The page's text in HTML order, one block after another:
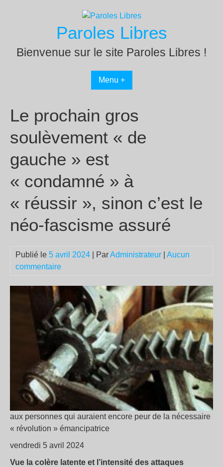
Paroles Libres
Bienvenue sur le site Paroles Libres !
Menu +
Le prochain gros
soulèvement « de
gauche » est
« condamné » à
« réussir », sinon c’est le
néo-fascisme assuré
Publié le 5 avril 2024 | ParAdministrateur
Aucun
commentaire
aux personnes qui auraient encore peur de la nécessaire
« révolution » émancipatrice
vendredi 5 avril 2024
Vue la colère latente et l’intensité des attaques